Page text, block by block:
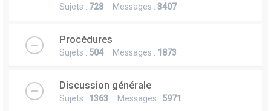
Sujets : 728 Messages : 3407
Procédures
Sujets : 504Messages : 1873
Discussion générale
Sujets : 1363 Messages : 5971